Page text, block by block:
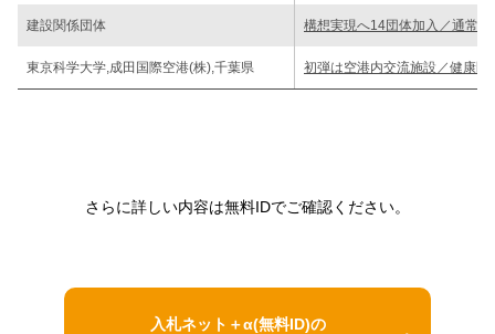
建設関係団体 構想実現へ14団体加入／通常
東京科学大学,成田国際空港(株),千葉県 初弾は空港内交流施設／健康
さらに詳しい内容は無料IDでご確認ください。
入札ネット＋α(無料ID)の